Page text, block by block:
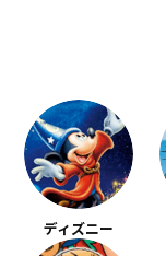
ディズニー